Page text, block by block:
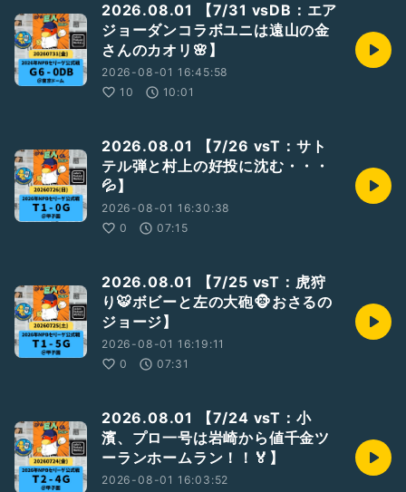
▼
https://open.spotify.com/show/5N12MhN3jET7WOIdWa
04YW?si=69Z98lncRIeUTg_5ZiTWbA
④サポートポッドキャスト
もっと！週末のポッドキャスター
https://stand.fm/channels/5f420a11907968e29deb63ee
⑤声日記
zaboのマイクブルペン
▼
https://listen.style/p/zabo06/czqzuiie
GiantsCastアーカイブ(年一更新)
▼
https://podcasts.apple.com/jp/podcast/giantscast%E3%
82%A2%E3%83%BC%E3%82%AB%E3%82%A4%E3%83%
96/id1743613308
2026.08.01 【7/31 vsDB：エア
ジョーダンコラボユニは遠山の金
さんのカオリ🌸】
2026-08-01 16:45:58
10
10:01
2026.08.01 【7/26 vsT：サト
テル弾と村上の好投に沈む・・・
💦】
2026-08-01 16:30:38
0
07:15
2026.08.01 【7/25 vsT：虎狩
り🐯ボビーと左の大砲🐵おさるの
ジョージ】
2026-08-01 16:19:11
0
07:31
2026.08.01 【7/24 vsT：小
濱、プロ一号は岩崎から値千金ツ
ーランホームラン！！🏅】
2026-08-01 16:03:52